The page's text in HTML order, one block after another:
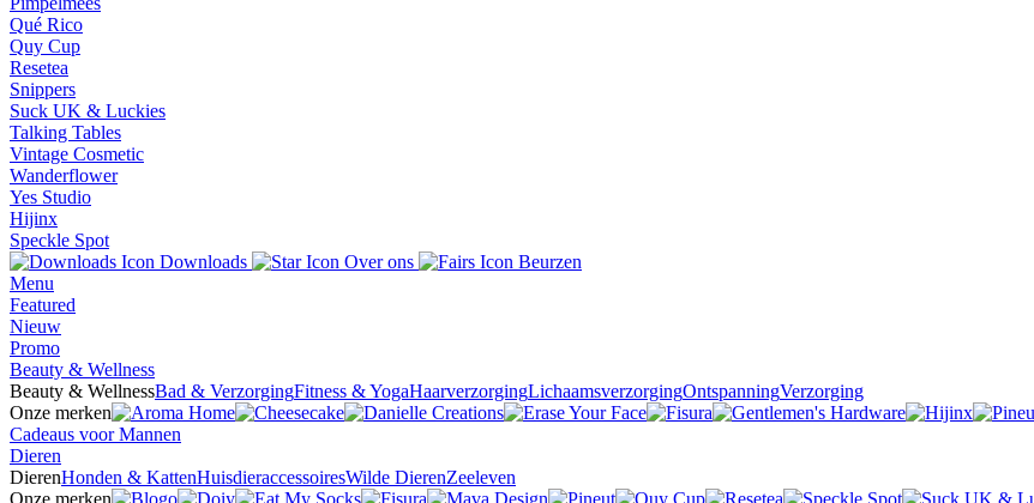
Qué Rico
Quy Cup
Resetea
Snippers
Suck UK & Luckies
Talking Tables
Vintage Cosmetic
Wanderflower
Yes Studio
Hijinx
Speckle Spot
Downloads
Over ons
Beurzen
Menu
Featured
Nieuw
Promo
Beauty & Wellness
Beauty & WellnessBad & VerzorgingFitness & YogaHaarverzorgingLichaamsverzorgingOntspanningVerzorging
Onze merken
Cadeaus voor Mannen
Dieren
DierenHonden & KattenHuisdieraccessoiresWilde DierenZeeleven